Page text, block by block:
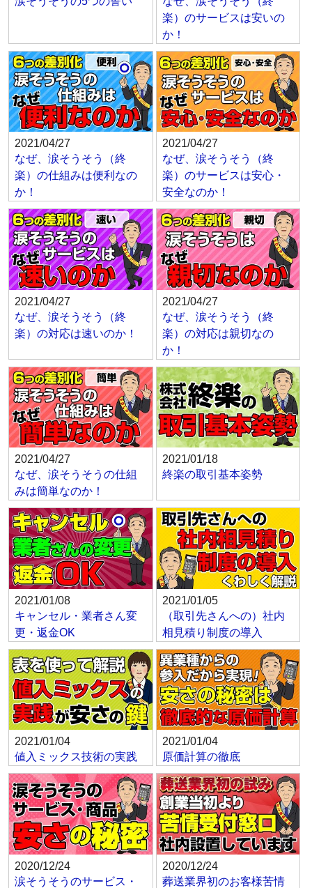
楽）のサービスは安いの
か！
2021/04/27
なぜ、涙そうそう（終
楽）の仕組みは便利なの
か！
2021/04/27
なぜ、涙そうそう（終
楽）のサービスは安心・
安全なのか！
2021/04/27
なぜ、涙そうそう（終
楽）の対応は速いのか！
2021/04/27
なぜ、涙そうそう（終
楽）の対応は親切なの
か！
2021/04/27
なぜ、涙そうそうの仕組
みは簡単なのか！
2021/01/18
終楽の取引基本姿勢
2021/01/08
キャンセル・業者さん変
更・返金OK
2021/01/05
（取引先さんへの）社内
相見積り制度の導入
2021/01/04
値入ミックス技術の実践
2021/01/04
原価計算の徹底
2020/12/24
涙そうそうのサービス・
2020/12/24
葬送業界初のお客様苦情